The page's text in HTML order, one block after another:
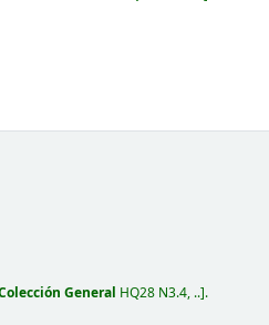
General HQ28 N3.4, .. .